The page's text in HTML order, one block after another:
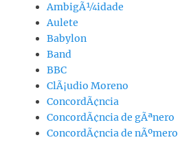
AmbigÃ¼idade
Aulete
Babylon
Band
BBC
ClÃ¡udio Moreno
ConcordÃ¢ncia
ConcordÃ¢ncia de gÃªnero
ConcordÃ¢ncia de nÃºmero